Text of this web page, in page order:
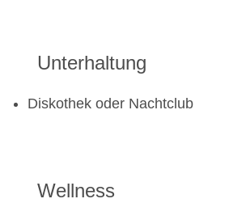
Unterhaltung
Diskothek oder Nachtclub
Wellness